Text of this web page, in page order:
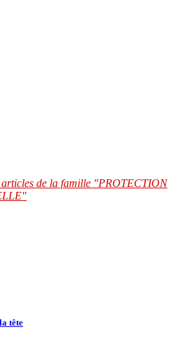
articles de la famille "PROTECTION
tête